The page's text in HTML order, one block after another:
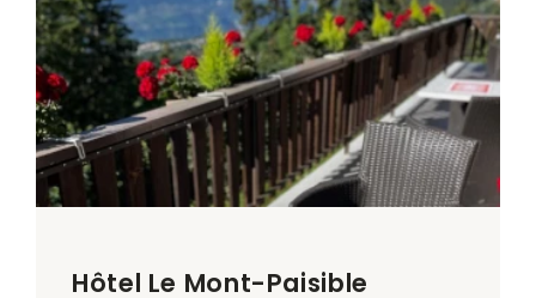
Hôtel Le Mont-Paisible